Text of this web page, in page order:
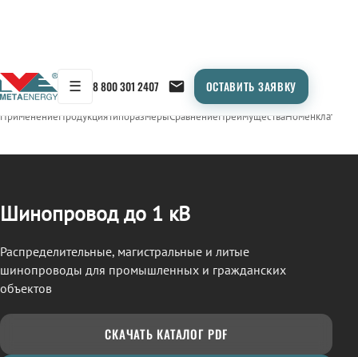
☰ 8 800 301 2407 ОСТАВИТЬ ЗАЯВКУ
← Продукция/ШИНОПРОВОД
ПрименениеПродукцияТипоразмерыСравнениеПреимуществаНоменклатура
Шинопровод до 1 кВ
Распределительные, магистральные и литые
шинопроводы для промышленных и гражданских
объектов
СКАЧАТЬ КАТАЛОГ PDF